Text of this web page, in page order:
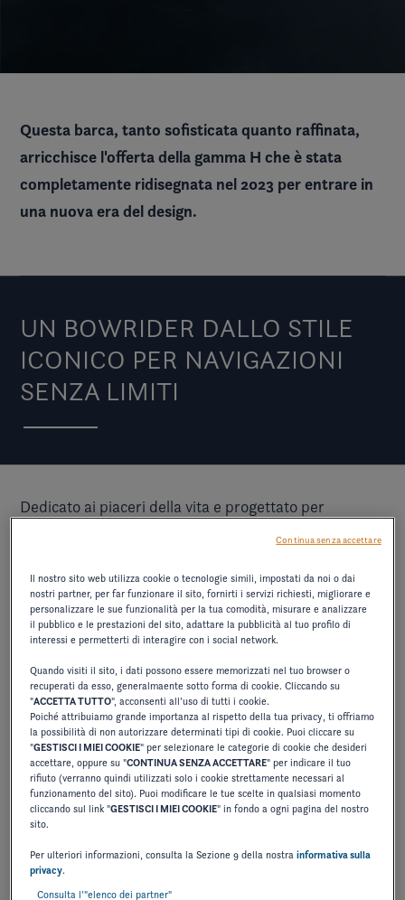
Questa barca, tanto sofisticata quanto raffinata,
arricchisce l'offerta della gamma H che è stata
completamente ridisegnata nel 2023 per entrare in
una nuova era del design.
UN BOWRIDER DALLO STILE
ICONICO PER NAVIGAZIONI
SENZA LIMITI
Dedicato ai piaceri della vita e progettato per
adattarsi altrettanto bene alle calme acque dei laghi
senza limiti.
In linea con l'H9lanciato nel 2024, questo modello da
33 piedi presentalinee slanciate e un design iconico
con fasciame integrato, prua verticale e parabrezza
inclinato. Questa nuova funzionalità offre uno stile
tanto unico quanto moderno e promuove
un'esperienza di navigazione istintiva.
Lecurve, firma visiva del marchio, si combinano con
un'attenta selezione dimateriali di fascia altaper
creare una barca che unisce
Disponibile in due motorizzazioni,questo elegante
bowrider soddisfa i desideri di tutti :
Il nostro sito web utilizza cookie o tecnologie simili, impostati da noi o dai
nostri partner, per far funzionare il sito, fornirti i servizi richiesti, migliorare e
personalizzare le sue funzionalità per la tua comodità, misurare e analizzare
il pubblico e le prestazioni del sito, adattare la pubblicità al tuo profilo di
interessi e permetterti di interagire con i social network.
Quando visiti il sito, i dati possono essere memorizzati nel tuo browser o
recuperati da esso, generalmaente sotto forma di cookie. Cliccando su
"ACCETTA TUTTO", acconsenti all’uso di tutti i cookie.
Poiché attribuiamo grande importanza al rispetto della tua privacy, ti offriamo
la possibilità di non autorizzare determinati tipi di cookie. Puoi cliccare su
"GESTISCI I MIEI COOKIE" per selezionare le categorie di cookie che desideri
accettare, oppure su "CONTINUA SENZA ACCETTARE" per indicare il tuo
rifiuto (verranno quindi utilizzati solo i cookie strettamente necessari al
funzionamento del sito). Puoi modificare le tue scelte in qualsiasi momento
cliccando sul link "GESTISCI I MIEI COOKIE" in fondo a ogni pagina del nostro
sito.
Per ulteriori informazioni, consulta la Sezione 9 della nostrainformativa sulla
privacy.
Consulta l’"elenco dei partner"
Continua senza accettare